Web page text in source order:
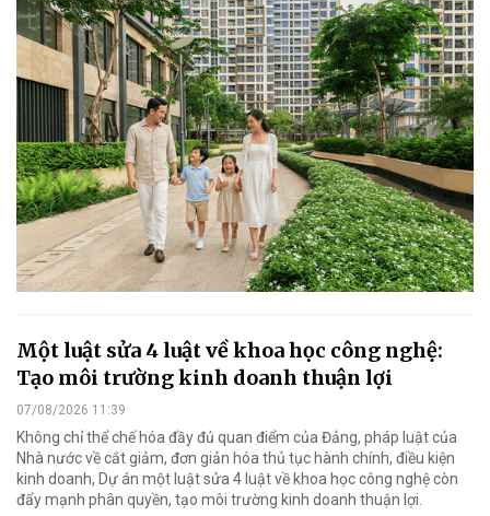
Một luật sửa 4 luật về khoa học công nghệ:
Tạo môi trường kinh doanh thuận lợi
07/08/2026 11:39
Không chỉ thể chế hóa đầy đủ quan điểm của Đảng, pháp luật của
Nhà nước về cắt giảm, đơn giản hóa thủ tục hành chính, điều kiện
kinh doanh, Dự án một luật sửa 4 luật về khoa học công nghệ còn
đẩy mạnh phân quyền, tạo môi trường kinh doanh thuận lợi.